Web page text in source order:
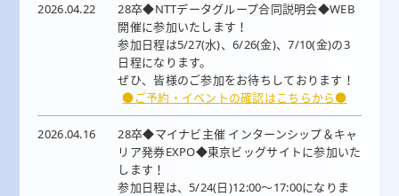
2026.04.22
28卒◆NTTデータグループ合同説明会◆WEB
開催に参加いたします！
参加日程は5/27(水)、6/26(金)、7/10(金)の3
日程になります。
ぜひ、皆様のご参加をお待ちしております！
●ご予約・イベントの確認はこちらから●
2026.04.16
28卒◆マイナビ主催 インターンシップ＆キャ
リア発券EXPO◆東京ビッグサイトに参加いた
します！
参加日程は、5/24(日)12:00～17:00になりま